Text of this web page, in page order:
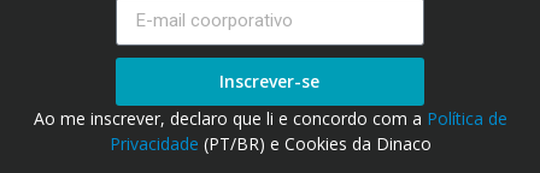
Inscrever-se
Ao me inscrever, declaro que li e concordo com a Política de
Privacidade (PT/BR) e Cookies da Dinaco